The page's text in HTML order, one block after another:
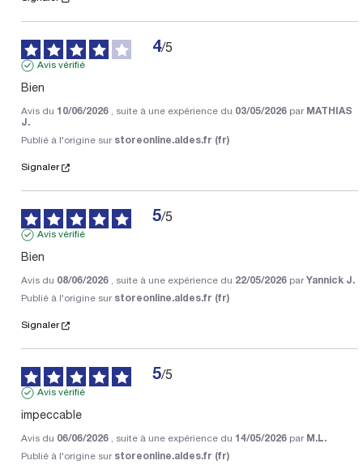
4/5
Avis vérifié
Bien
Avis du 10/06/2026 , suite à une expérience du 03/05/2026 par MATHIAS
J.
Publié à l'origine sur storeonline.aldes.fr (fr)
Signaler
5/5
Avis vérifié
Bien
Avis du 08/06/2026 , suite à une expérience du 22/05/2026 par Yannick J.
Publié à l'origine sur storeonline.aldes.fr (fr)
Signaler
5/5
Avis vérifié
impeccable
Avis du 06/06/2026 , suite à une expérience du 14/05/2026 par M.L.
Publié à l'origine sur storeonline.aldes.fr (fr)